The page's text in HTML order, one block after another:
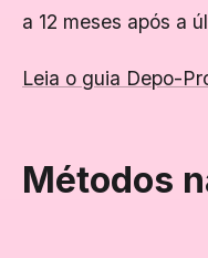
a 12 meses após a
Leia o guia Depo-
Métodos